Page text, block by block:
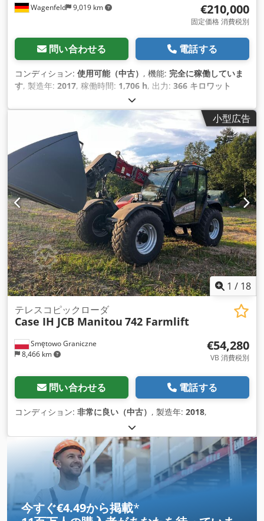
Wagenfeld 9,019 km €210,000
固定価格 消費税別
問い合わせる 電話する
コンディション: 使用可能（中古） , 機能: 完全に稼働していま
す, 製造年: 2017, 稼働時間: 1,706 h, 出力: 366 キロワット
ディーゼル
回登録:07/2017, 次回検査（TÜV）:07/2026, 後輪タイヤサイ
, 機械／車両番号: YHG233775 , 装備: エアコン,
キャビン, トレーラー連結装置, レイプカッター, 照明,
小型広告
1 / 18
Smętowo Graniczne
8,466 km
テレスコピックローダ
Case IH JCB Manitou 742 Farmlift
€54,280
VB 消費税別
問い合わせる 電話する
コンディション: 非常に良い（中古） , 製造年: 2018,
今すぐ€4.49から掲載*